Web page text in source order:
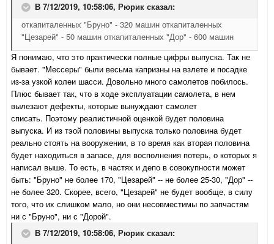
В 7/12/2019, 10:58:06, Рюрик сказал:
откапиталенных "Бруно" - 320 машин откапиталенных
"Цезарей" - 50 машин откапиталенных "Дор" - 600 машин
Я понимаю, что это практически полные цифры выпуска. Так не
бывает. "Мессеры" были весьма капризны на взлете и посадке
из-за узкой колеи шасси. Довольно много самолетов побилось.
Плюс бывает так, что в ходе эксплуатации самолета, в нем
вылезают дефекты, которые вынуждают самолет
списать. Поэтому реалистичной оценкой будет половина
выпуска. И из тэой половины выпуска только половина будет
реально стоять на вооружении, в то время как вторая половина
будет находиться в запасе, для восполнения потерь, о которых я
написал выше. То есть, в частях и депо в совокупности может
быть: "Бруно" не более 170, "Цезарей" -- не более 25-30, "Дор" --
не более 320. Скорее, всего, "Цезарей" не будет вообще, в силу
того, что их слишком мало, но они несовместимы по запчастям
ни с "Бруно", ни с "Дорой".
В 7/12/2019, 10:58:06, Рюрик сказал: